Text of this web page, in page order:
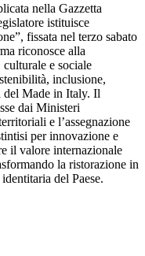
nella Gazzetta
istituisce
fissata nel terzo sabato
riconosce alla
e sociale
inclusione,
del Made in Italy. Il
dai Ministeri
e l’assegnazione
per innovazione e
il valore internazionale
la ristorazione in
del Paese.